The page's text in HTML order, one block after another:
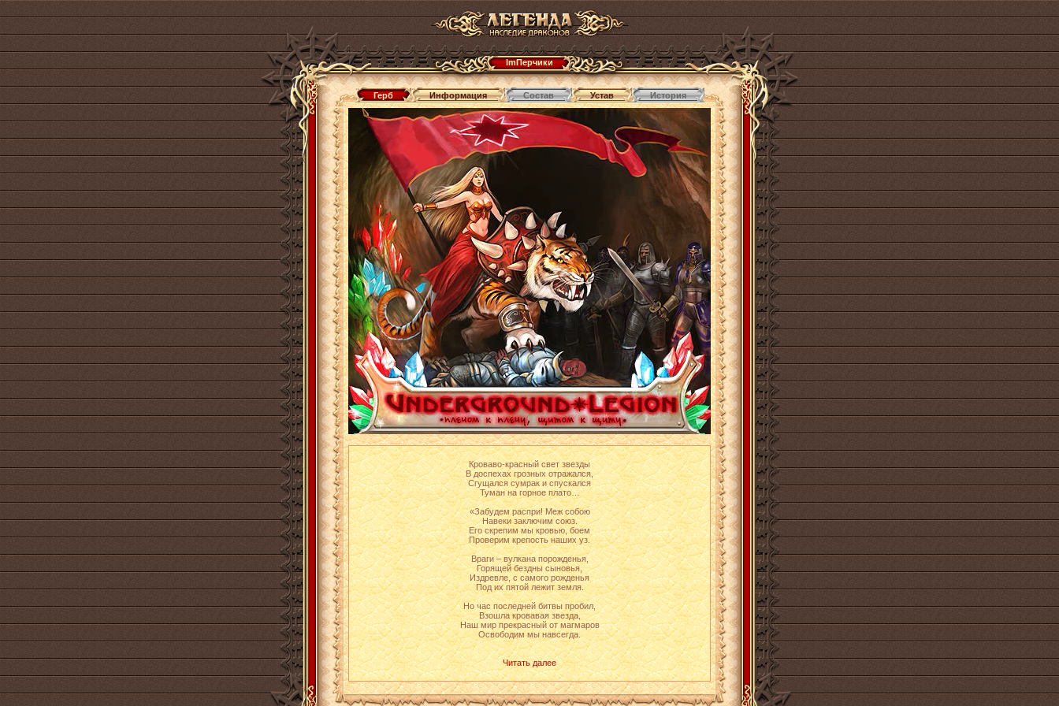
ImПерчики
Герб Информация Состав Устав История
Кроваво-красный свет звезды
В доспехах грозных отражался,
Сгущался сумрак и спускался
Туман на горное плато…
«Забудем распри! Меж собою
Навеки заключим союз.
Его скрепим мы кровью, боем
Проверим крепость наших уз.
Враги – вулкана порожденья,
Горящей бездны сыновья,
Издревле, с самого рожденья
Под их пятой лежит земля.
Но час последней битвы пробил,
Взошла кровавая звезда,
Наш мир прекрасный от магмаров
Освободим мы навсегда.
Читать далее